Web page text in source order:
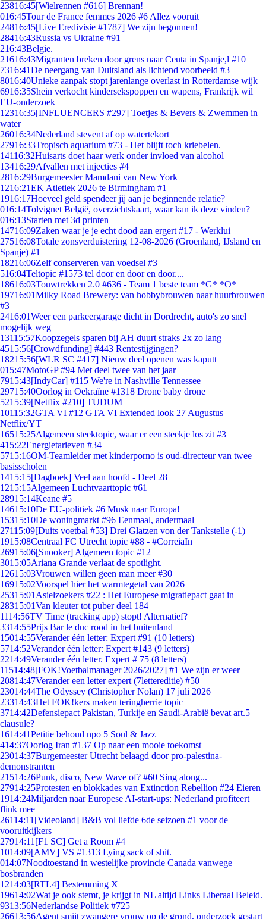
23816:45[Wielrennen #616] Brennan!
016:45Tour de France femmes 2026 #6 Allez vooruit
24816:45[Live Eredivisie #1787] We zijn begonnen!
28416:43Russia vs Ukraine #91
216:43Belgie.
21616:43Migranten breken door grens naar Ceuta in Spanje,l #10
7316:41De neergang van Duitsland als lichtend voorbeeld #3
8016:40Unieke aanpak stopt jarenlange overlast in Rotterdamse wijk
6916:35Shein verkocht kindersekspoppen en wapens, Frankrijk wil
EU-onderzoek
12316:35[INFLUENCERS #297] Toetjes & Bevers & Zwemmen in
water
26016:34Nederland stevent af op watertekort
27916:33Tropisch aquarium #73 - Het blijft toch kriebelen.
14116:32Huisarts doet haar werk onder invloed van alcohol
13416:29Afvallen met injecties #4
2816:29Burgemeester Mamdani van New York
1216:21EK Atletiek 2026 te Birmingham #1
1916:17Hoeveel geld spendeer jij aan je beginnende relatie?
016:14Tolvignet België, overzichtskaart, waar kan ik deze vinden?
016:13Starten met 3d printen
14716:09Zaken waar je je echt dood aan ergert #17 - Werklui
27516:08Totale zonsverduistering 12-08-2026 (Groenland, IJsland en
Spanje) #1
18216:06Zelf conserveren van voedsel #3
516:04Teltopic #1573 tel door en door en door....
18616:03Touwtrekken 2.0 #636 - Team 1 beste team *G* *O*
19716:01Milky Road Brewery: van hobbybrouwen naar huurbrouwen
#3
2416:01Weer een parkeergarage dicht in Dordrecht, auto's zo snel
mogelijk weg
13115:57Koopzegels sparen bij AH duurt straks 2x zo lang
4515:56[Crowdfunding] #443 Rentestijgingen?
18215:56[WLR SC #417] Nieuw deel openen was kaputt
015:47MotoGP #94 Met deel twee van het jaar
7915:43[IndyCar] #115 We're in Nashville Tennessee
29715:40Oorlog in Oekraïne #1318 Drone baby drone
5215:39[Netflix #210] TUDUM
10115:32GTA VI #12 GTA VI Extended look 27 Augustus
Netflix/YT
16515:25Algemeen steektopic, waar er een steekje los zit #3
415:22Energietarieven #34
5715:16OM-Teamleider met kinderporno is oud-directeur van twee
basisscholen
1415:15[Dagboek] Veel aan hoofd - Deel 28
1215:15Algemeen Luchtvaarttopic #61
28915:14Keane #5
14615:10De EU-politiek #6 Musk naar Europa!
15315:10De woningmarkt #96 Eenmaal, andermaal
27115:09[Duits voetbal #53] Drei Glatzen von der Tankstelle (-1)
1915:08Centraal FC Utrecht topic #88 - #CorreiaIn
26915:06[Snooker] Algemeen topic #12
3015:05Ariana Grande verlaat de spotlight.
12615:03Vrouwen willen geen man meer #30
16915:02Voorspel hier het warmtegetal van 2026
25315:01 Asielzoekers #22 : Het Europese migratiepact gaat in
28315:01Van kleuter tot puber deel 184
1114:56TV Time (tracking app) stopt! Alternatief?
3314:55Prijs Bar le duc rood in het buitenland
15014:55Verander één letter: Expert #91 (10 letters)
5714:52Verander één letter: Expert #143 (9 letters)
2214:49Verander één letter. Expert # 75 (8 letters)
11514:48[FOK!Voetbalmanager 2026/2027] #1 We zijn er weer
20814:47Verander een letter expert (7lettereditie) #50
23014:44The Odyssey (Christopher Nolan) 17 juli 2026
23314:43Het FOK!kers maken teringherrie topic
3714:42Defensiepact Pakistan, Turkije en Saudi-Arabië bevat art.5
clausule?
1614:41Petitie behoud npo 5 Soul & Jazz
414:37Oorlog Iran #137 Op naar een mooie toekomst
23014:37Burgemeester Utrecht belaagd door pro-palestina-
demonstranten
21514:26Punk, disco, New Wave of? #60 Sing along...
27914:25Protesten en blokkades van Extinction Rebellion #24 Eieren
1914:24Miljarden naar Europese AI-start-ups: Nederland profiteert
flink mee
26114:11 [Videoland] B&B vol liefde 6de seizoen #1 voor de
vooruitkijkers
27914:11 [F1 SC] Get a Room #4
1014:09[AMV] VS #1313 Lying sack of shit.
014:07Noodtoestand in westelijke provincie Canada vanwege
bosbranden
1214:03[RTL4] Bestemming X
19614:02Wat je ook stemt, je krijgt in NL altijd Links Liberaal Beleid.
9313:56Nederlandse Politiek #725
26613:56Agent smijt zwangere vrouw op de grond, onderzoek gestart